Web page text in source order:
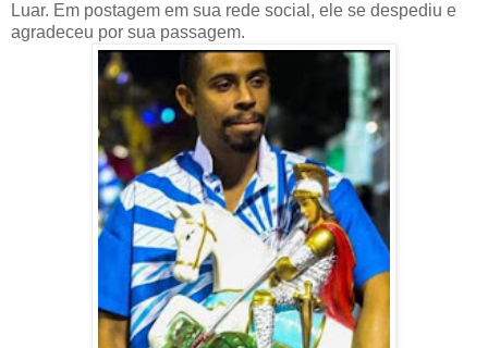
Luar. Em postagem em sua rede social, ele se despediu e
agradeceu por sua passagem.